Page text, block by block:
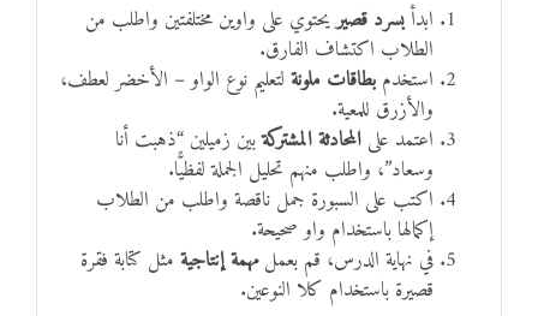
ابدأبسرد قصيريحتوي على واوين مختلفتين واطلب من
الطلاب اكتشاف الفارق.
استخدم بطاقات ملونةلتعليم نوع الواو – الأخضر لعطف،
والأزرق للمعية.
اعتمد على المحادثة المشتركةبين زميلين “ذهبت أنا
وسعاد”، واطلب منهم تحليل الجملة لفظيًّا.
اكتب على السبورة جمل ناقصة واطلب من الطلاب
إكمالها باستخدام واو صحيحة.
في نهاية الدرس، قم بعملمهمة إنتاجيةمثل كتابة فقرة
قصيرة باستخدام كلا النوعين.